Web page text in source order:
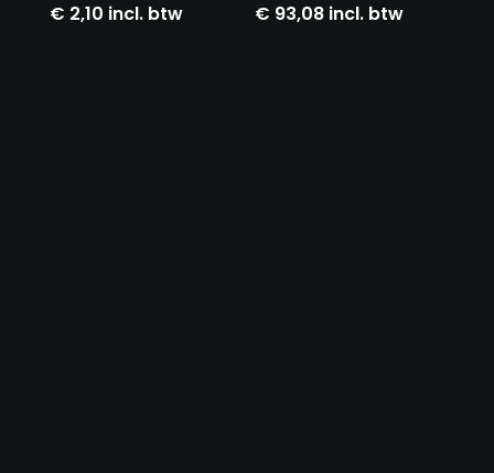
€ 2,10 incl. btw € 93,08 incl. btw